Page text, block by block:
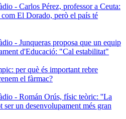
- Carlos Pérez, professor a Ceuta:
El Dorado, però el país té
- Junqueras proposa que un equip
d'Educació: "Cal estabilitat"
per què és important rebre
el fàrmac?
- Román Orús, físic teòric: ''La
ser un desenvolupament més gran